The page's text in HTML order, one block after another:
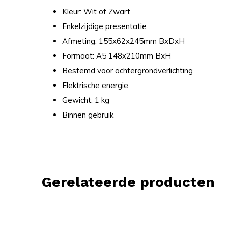
Kleur: Wit of Zwart
Enkelzijdige presentatie
Afmeting: 155x62x245mm BxDxH
Formaat: A5 148x210mm BxH
Bestemd voor achtergrondverlichting
Elektrische energie
Gewicht: 1 kg
Binnen gebruik
Gerelateerde producten